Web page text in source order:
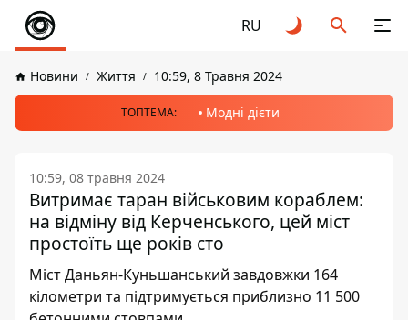
RU
Новини Життя 10:59, 8 Травня 2024
ТОПТЕМА: Модні дієти
10:59, 08 травня 2024
Витримає таран військовим кораблем:
на відміну від Керченського, цей міст
простоїть ще років сто
Міст Даньян-Куньшанський завдовжки 164
кілометри та підтримується приблизно 11 500